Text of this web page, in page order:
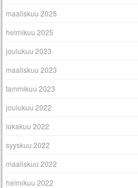
maaliskuu 2025
helmikuu 2025
joulukuu 2023
maaliskuu 2023
tammikuu 2023
joulukuu 2022
lokakuu 2022
syyskuu 2022
maaliskuu 2022
helmikuu 2022